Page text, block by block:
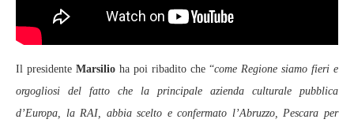
Il presidente Marsilio ha poi ribadito che “come Regione siamo fieri e
orgogliosi del fatto che la principale azienda culturale pubblica
d’Europa, la RAI, abbia scelto e confermato l’Abruzzo, Pescara per